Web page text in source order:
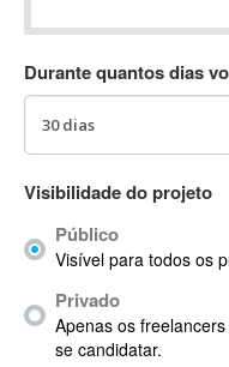
AC Drives
ACARS
AccountMate
Acrobat
Acrobat X
Acronis
ACT
Durante quantos dias
Visibilidade do projeto
Público
Visível para todos os
Privado
Apenas os
se candidatar.